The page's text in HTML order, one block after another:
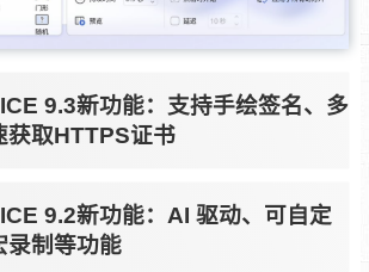
9.3新功能：支持手绘签名、多
获取HTTPS证书
9.2新功能：AI 驱动、可自定
录制等功能